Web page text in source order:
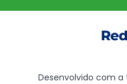
Desenvolvido com